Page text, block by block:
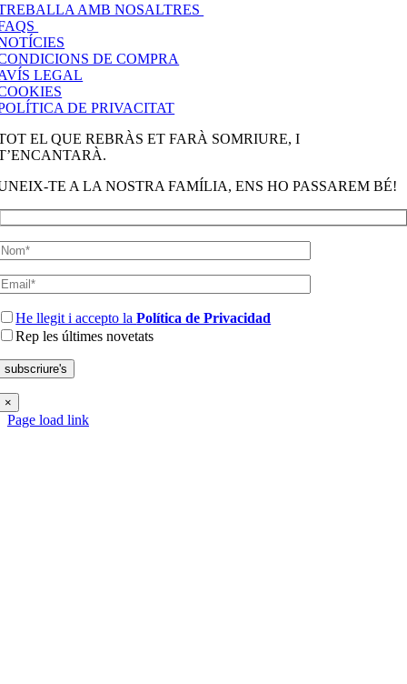
AMB NOSALTRES
DE COMPRA
LEGAL
DE PRIVACITAT
EL QUE REBRÀS ET FARÀ SOMRIURE, I
TE A LA NOSTRA FAMÍLIA, ENS HO PASSAREM BÉ!
He llegit i accepto laPolítica de Privacidad
Rep les últimes novetats
×
Page load link